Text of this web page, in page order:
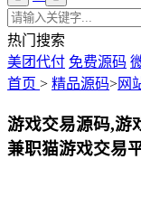
热门搜索
美团代付 免费源码
首页 > 精品源码>网
游戏交易源码,游
兼职猫游戏交易